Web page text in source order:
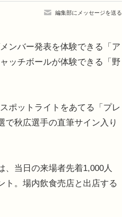
編集部にメッセージを送る
ンバー発表を体験できる「ア
ッチボールが体験できる「野
ポットライトをあてる「プレ
で秋広選手の直筆サイン入り
当日の来場者先着1,000人
ト。場内飲食売店と出店する